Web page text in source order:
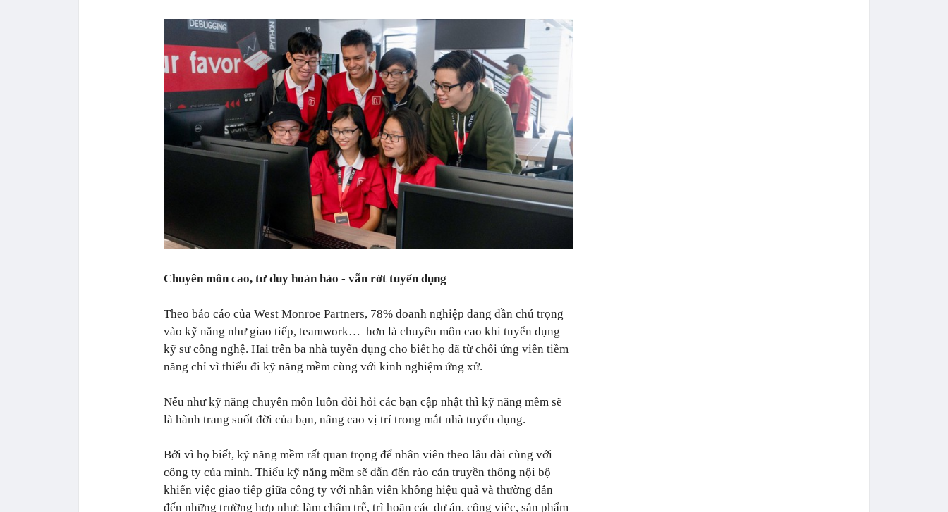
Chuyên môn cao, tư duy hoàn hảo - vẫn rớt tuyển dụng
Theo báo cáo của West Monroe Partners, 78% doanh nghiệp đang dần chú trọng
vào kỹ năng như giao tiếp, teamwork… hơn là chuyên môn cao khi tuyển dụng
kỹ sư công nghệ. Hai trên ba nhà tuyển dụng cho biết họ đã từ chối ứng viên tiềm
năng chỉ vì thiếu đi kỹ năng mềm cùng với kinh nghiệm ứng xử.
Nếu như kỹ năng chuyên môn luôn đòi hỏi các bạn cập nhật thì kỹ năng mềm sẽ
là hành trang suốt đời của bạn, nâng cao vị trí trong mắt nhà tuyển dụng.
Bởi vì họ biết, kỹ năng mềm rất quan trọng để nhân viên theo lâu dài cùng với
công ty của mình. Thiếu kỹ năng mềm sẽ dẫn đến rào cản truyền thông nội bộ
khiến việc giao tiếp giữa công ty với nhân viên không hiệu quả và thường dẫn
đến những trường hợp như: làm chậm trễ, trì hoãn các dự án, công việc, sản phẩm